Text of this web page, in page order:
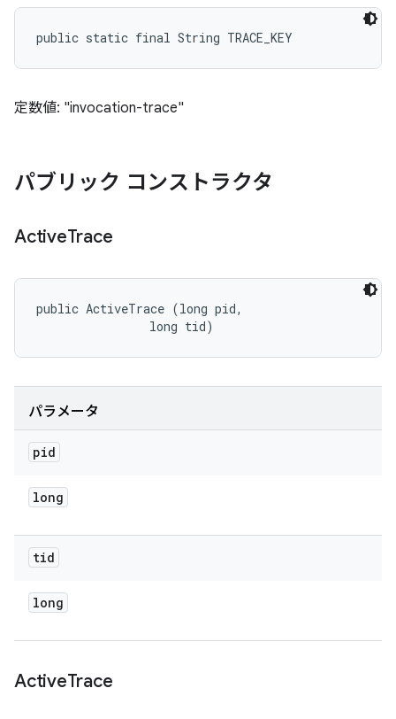
public static final String TRACE_KEY
定数値: "invocation-trace"
パブリック コンストラクタ
ActiveTrace
public ActiveTrace (long pid,
                long tid)
パラメータ
pid
long
tid
long
ActiveTrace